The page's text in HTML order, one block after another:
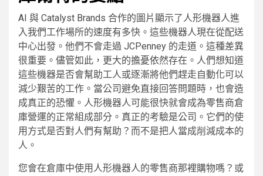
AI 與 Catalyst Brands 合作的圖片顯示了人形機器人進
入我們工作場所的速度有多快。這些機器人現在從配送
中心出發。他們不會走過 JCPenney 的走道。這種差異
很重要。儘管如此，更大的擔憂依然存在。人們想知道
這些機器是否會幫助工人或逐漸將他們趕走自動化可以
減少艱苦的工作。當公司避免直接回答問題時，也會造
成真正的恐懼。人形機器人可能很快就會成為零售商倉
庫營運的正常組成部分。真正的考驗是公司。它們的使
用方式是否對人們有幫助？而不是把人當成削減成本的
人。
您會在倉庫中使用人形機器人的零售商那裡購物嗎？或